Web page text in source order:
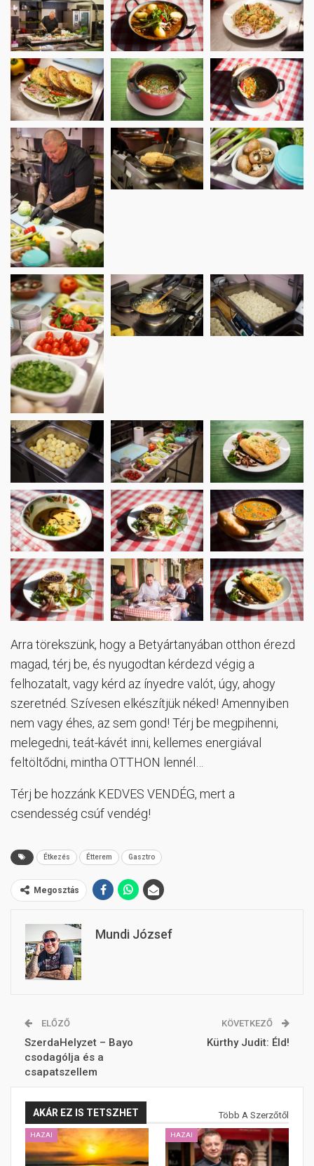
Arra törekszünk, hogy a Betyártanyában otthon érezd
magad, térj be, és nyugodtan kérdezd végig a
felhozatalt, vagy kérd az ínyedre valót, úgy, ahogy
szeretnéd. Szívesen elkészítjük néked! Amennyiben
nem vagy éhes, az sem gond! Térj be megpihenni,
melegedni, teát-kávét inni, kellemes energiával
feltöltődni, mintha OTTHON lennél…
Térj be hozzánk KEDVES VENDÉG, mert a
csendesség csúf vendég!
Étkezés Étterem Gasztro
Megosztás
Mundi József
ELŐZŐ
SzerdaHelyzet – Bayo
csodagólja és a
csapatszellem
KÖVETKEZŐ
Kürthy Judit: Éld!
AKÁR EZ IS TETSZHET Több A Szerzőtől
HAZAI HAZAI